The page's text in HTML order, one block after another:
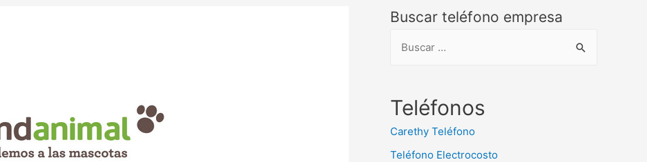
Buscar teléfono empresa
c
Teléfonos
Carethy Teléfono
Teléfono Electrocosto